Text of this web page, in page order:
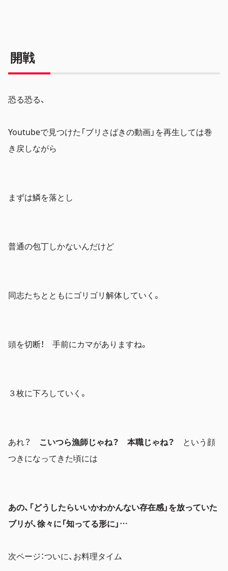
開戦
恐る恐る、
Youtubeで見つけた「ブリさばきの動画」を再生しては巻
き戻しながら
まずは鱗を落とし
普通の包丁しかないんだけど
同志たちとともにゴリゴリ解体していく。
頭を切断！ 手前にカマがありますね。
３枚に下ろしていく。
あれ？ こいつら漁師じゃね？ 本職じゃね？ という顔
つきになってきた頃には
あの、「どうしたらいいかわかんない存在感」を放っていた
ブリが、徐々に「知ってる形に」…
次ページ：ついに、お料理タイム